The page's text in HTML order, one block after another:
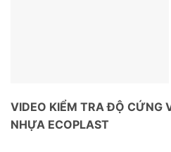
VIDEO KIỂM TRA ĐỘ CỨNG
NHỰA ECOPLAST